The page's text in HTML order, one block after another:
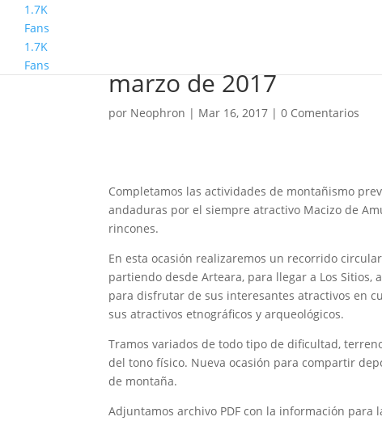
1.7K
Fans
1.7K
Fans
marzo de 2017
por Neophron | Mar 16, 2017 |0 Comentarios
Completamos las actividades de montañismo
andaduras por el siempre atractivo Macizo de
rincones.
En esta ocasión realizaremos un recorrido
partiendo desde Arteara, para llegar a Los
para disfrutar de sus interesantes atractivos en
sus atractivos etnográficos y arqueológicos.
Tramos variados de todo tipo de dificultad,
del tono físico. Nueva ocasión para compartir
de montaña.
Adjuntamos archivo PDF con la información